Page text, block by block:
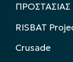
RISBAT
Crusade